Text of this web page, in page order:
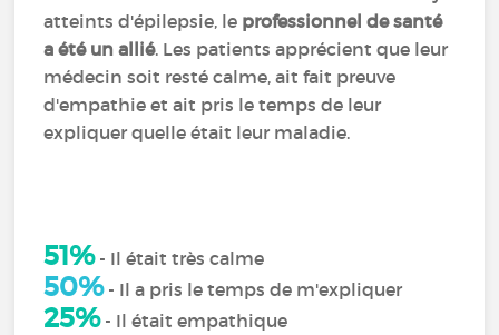
atteints d'épilepsie, le professionnel de santé
aété un allié. Les patients apprécient que leur
médecin soit resté calme, ait fait preuve
d'empathie et ait pris le temps de leur
expliquer quelle était leur maladie.
51%- Il était très calme
50%- Il a pris le temps de m'expliquer
25%- Il était empathique